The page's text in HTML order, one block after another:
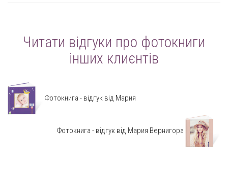
Читати відгуки про фотокниги
інших клиєнтів
Фотокнига - відгук від Мария
Фотокнига - відгук від Мария Вернигора